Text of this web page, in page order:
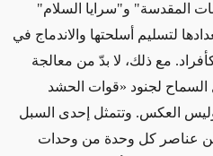
المقدسة" و"سرايا السلام"
لتسليم أسلحتها والاندماج في
مع ذلك، لا بدّ من معالجة
السماح لجنود «قوات الحشد
وليس العكس. وتتمثل إحدى السبل
عناصر كل وحدة من وحدات